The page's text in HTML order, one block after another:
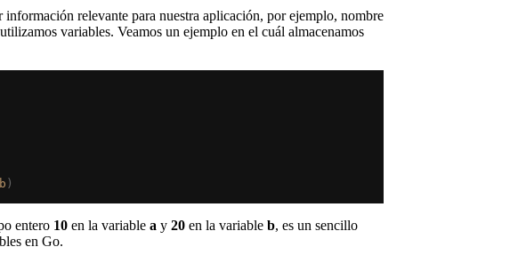
información relevante para nuestra aplicación, por ejemplo, nombre
variables. Veamos un ejemplo en el cuál almacenamos
)
entero 10 en la variable a y 20 en la variable b, es un sencillo
en Go.